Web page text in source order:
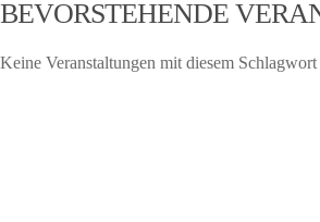
BEVORSTEHENDE
Keine Veranstaltungen mit diesem Schlagwort